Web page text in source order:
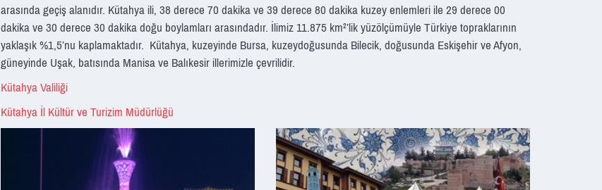
14:45
CANCELLED
arasında geçiş alanıdır. Kütahya ili, 38 derece 70 dakika ve 39 derece 80 dakika kuzey enlemleri ile 29 derece 00
dakika ve 30 derece 30 dakika doğu boylamları arasındadır. İlimiz 11.875 km²’lik yüzölçümüyle Türkiye topraklarının
yaklaşık %1,5’nu kaplamaktadır. Kütahya, kuzeyinde Bursa, kuzeydoğusunda Bilecik, doğusunda Eskişehir ve Afyon,
güneyinde Uşak, batısında Manisa ve Balıkesir illerimizle çevrilidir.
Kütahya Valiliği
Kütahya İl Kültür ve Turizim Müdürlüğü